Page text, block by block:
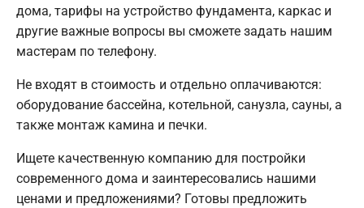
дома, тарифы на устройство фундамента, каркас и
другие важные вопросы вы сможете задать нашим
мастерам по телефону.
Не входят в стоимость и отдельно оплачиваются:
оборудование бассейна, котельной, санузла, сауны, а
также монтаж камина и печки.
Ищете качественную компанию для постройки
современного дома и заинтересовались нашими
ценами и предложениями? Готовы предложить